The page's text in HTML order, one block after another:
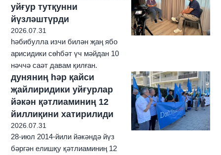
уйғур тутқунни
йүзләштүрди
2026.07.31
һәбибулла изчи билән җаң ябо
арисидики сөһбәт үч мәйдан 10
нәччә саәт давам қилған.
дуняниң һәр қайси
җайлиридики уйғурлар
йәкән қәтлиаминиң 12
йиллиқини хатирилиди
2026.07.31
28-июл 2014-йили йәкәндә йүз
бәргән елишқу қәтлиаминиң 12